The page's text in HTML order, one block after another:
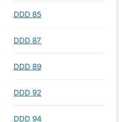
DDD 85
DDD 87
DDD 89
DDD 92
DDD 94